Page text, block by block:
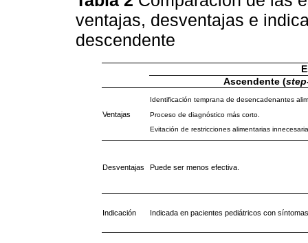
ventajas, desventajas e
descendente
Ascendente (
Ventajas
Identificación temprana de desencadenantes
Proceso de diagnóstico más corto.
Evitación de restricciones alimentarias
Desventajas Puede ser menos efectiva.
Indicación Indicada en pacientes pediátricos con